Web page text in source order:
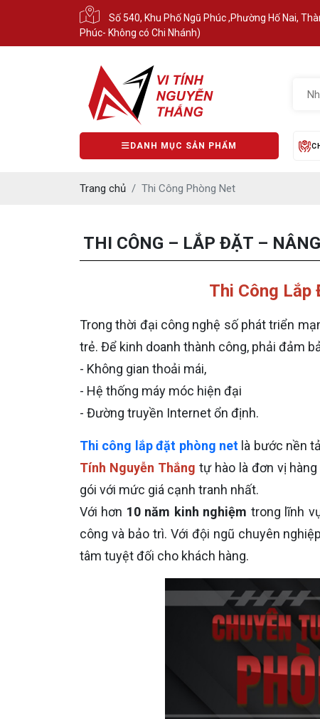
Số 540, Khu Phố Ngũ Phúc ,Phường Hố Nai,
Phúc- Không có Chi Nhánh)
DANH MỤC SẢN PHẨM
Trang chủ Thi Công Phòng Net
THI CÔNG – LẮP ĐẶT –
Thi Công Lắp
Trong thời đại công nghệ số phát triển
trẻ. Để kinh doanh thành công, phải đảm
- Không gian thoải mái,
- Hệ thống máy móc hiện đại
- Đường truyền Internet ổn định.
Thi công lắp đặt phòng netlà bước nền
Tính Nguyễn Thắng tự hào là đơn vị
gói với mức giá cạnh tranh nhất.
Với hơn 10 năm kinh nghiệm trong lĩnh
công và bảo trì. Với đội ngũ chuyên
tâm tuyệt đối cho khách hàng.